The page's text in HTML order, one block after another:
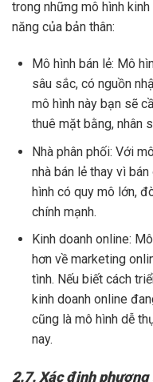
trong những mô hình
năng của bản thân:
Mô hình bán lẻ: Mô
sâu sắc, có nguồn
mô hình này bạn sẽ
thuê mặt bằng, nhân
Nhà phân phối: Với
nhà bán lẻ thay vì
hình có quy mô lớn,
chính mạnh.
Kinh doanh online:
hơn về marketing
tình. Nếu biết cách
kinh doanh online
cũng là mô hình dễ
nay.
2.7. Xác định phương